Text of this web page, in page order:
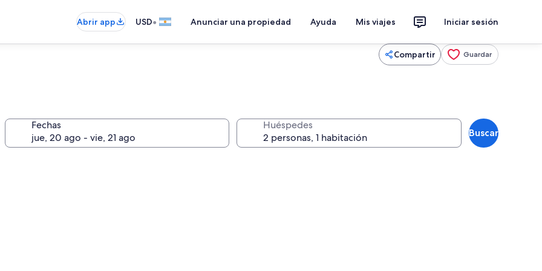
Abrir app USD• Anunciar una propiedad Ayuda Mis viajes Iniciar sesión
Compartir Guardar
Fechas Huéspedes
Buscar